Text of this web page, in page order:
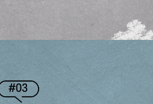
#03